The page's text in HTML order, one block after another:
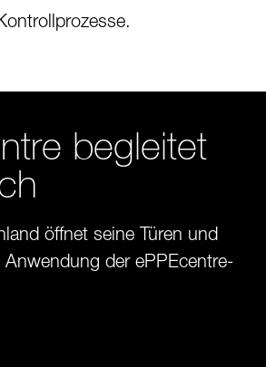
begleitet
öffnet seine Türen und
der ePPEcentre-